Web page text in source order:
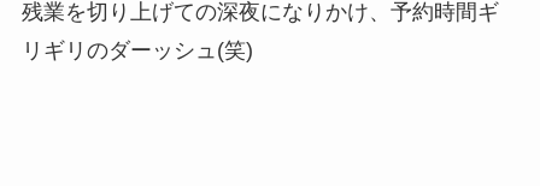
残業を切り上げての深夜になりかけ、予約時間ギ
リギリのダーッシュ(笑)